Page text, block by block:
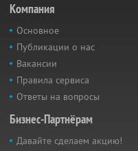
Компания
Основное
Публикации о нас
Вакансии
Правила сервиса
Ответы на вопросы
Бизнес-Партнёрам
Давайте сделаем акцию!